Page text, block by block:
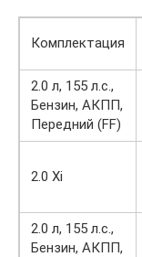
Комплектация
2.0 л, 155 л.с.,
Бензин, АКПП,
Передний (FF)
2.0 Xi
2.0 л, 155 л.с.,
Бензин, АКПП,